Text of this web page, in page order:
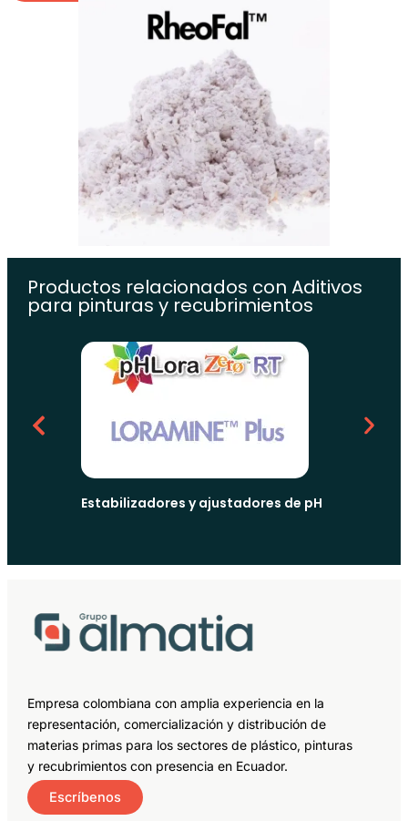
Productos relacionados con Aditivos
para pinturas y recubrimientos
Estabilizadores y ajustadores de pH
Empresa colombiana con amplia experiencia en la
representación, comercialización y distribución de
materias primas para los sectores de plástico, pinturas
y recubrimientos con presencia en Ecuador.
Escríbenos